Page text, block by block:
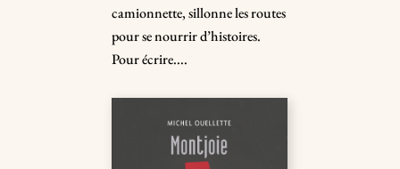
camionnette, sillonne les routes
pour se nourrir d’histoires.
Pour écrire....